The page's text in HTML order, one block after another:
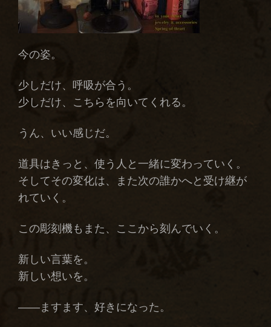
今の姿。
少しだけ、呼吸が合う。
少しだけ、こちらを向いてくれる。
うん、いい感じだ。
道具はきっと、使う人と一緒に変わっていく。
そしてその変化は、また次の誰かへと受け継が
れていく。
この彫刻機もまた、ここから刻んでいく。
新しい言葉を。
新しい想いを。
――ますます、好きになった。